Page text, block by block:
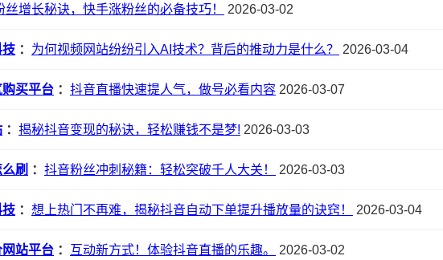
丝增长秘诀，快手涨粉丝的必备技巧！ 2026-03-02
技 ： 为何视频网站纷纷引入AI技术？背后的推动力是什么？ 2026-03-04
买平台 ： 抖音直播快速提人气，做号必看内容 2026-03-07
： 揭秘抖音变现的秘诀，轻松赚钱不是梦! 2026-03-03
刷 ： 抖音粉丝冲刺秘籍：轻松突破千人大关！ 2026-03-03
技 ： 想上热门不再难，揭秘抖音自动下单提升播放量的诀窍！ 2026-03-04
站平台 ： 互动新方式！体验抖音直播的乐趣。 2026-03-02